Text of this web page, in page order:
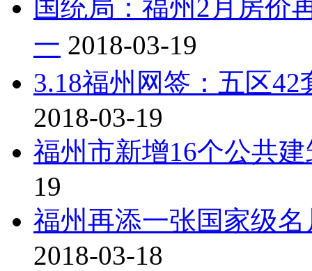
国统局：福州2月房价
一 2018-03-19
3.18福州网签：五区
2018-03-19
福州市新增16个公共
19
福州再添一张国家级
2018-03-18